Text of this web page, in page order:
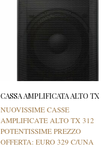
CASSA AMPLIFICATA ALTO TX
NUOVISSIME CASSE
AMPLIFICATE ALTO TX 312
POTENTISSIME PREZZO
OFFERTA: EURO 329 C/UNA